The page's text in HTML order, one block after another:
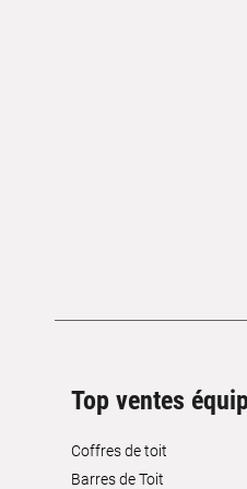
Top ventes
Coffres de toit
Barres de Toit